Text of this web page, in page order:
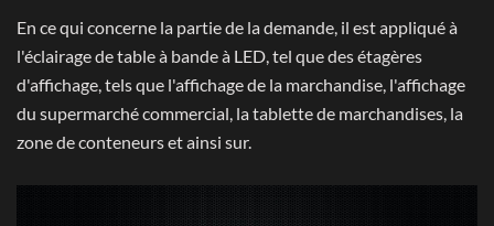
En ce qui concerne la partie de la demande, il est appliqué à
l'éclairage de table à bande à LED, tel que des étagères
d'affichage, tels que l'affichage de la marchandise, l'affichage
du supermarché commercial, la tablette de marchandises, la
zone de conteneurs et ainsi sur.